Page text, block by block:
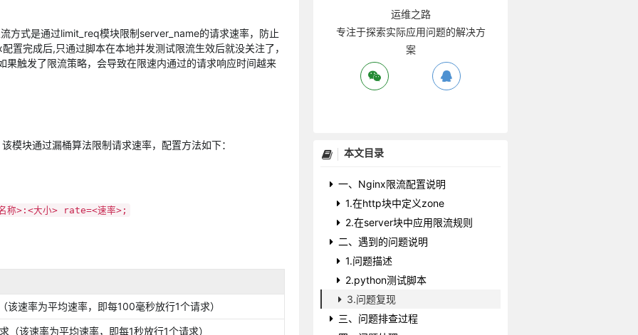
方式是通过limit_req模块限制server_name的请求速率，防止
置完成后,只通过脚本在本地并发测试限流生效后就没关注了，
果触发了限流策略，会导致在限速内通过的请求响应时间越来
模块通过漏桶算法限制请求速率，配置方法如下：
称>:<大小> rate=<速率>;
该速率为平均速率，即每100毫秒放行1个请求）
（该速率为平均速率，即每1秒放行1个请求）
运维之路
专注于探索实际应用问题的解决方
案
本文目录
一、Nginx限流配置说明
1.在http块中定义zone
2.在server块中应用限流规则
二、遇到的问题说明
1.问题描述
2.python测试脚本
3.问题复现
三、问题排查过程